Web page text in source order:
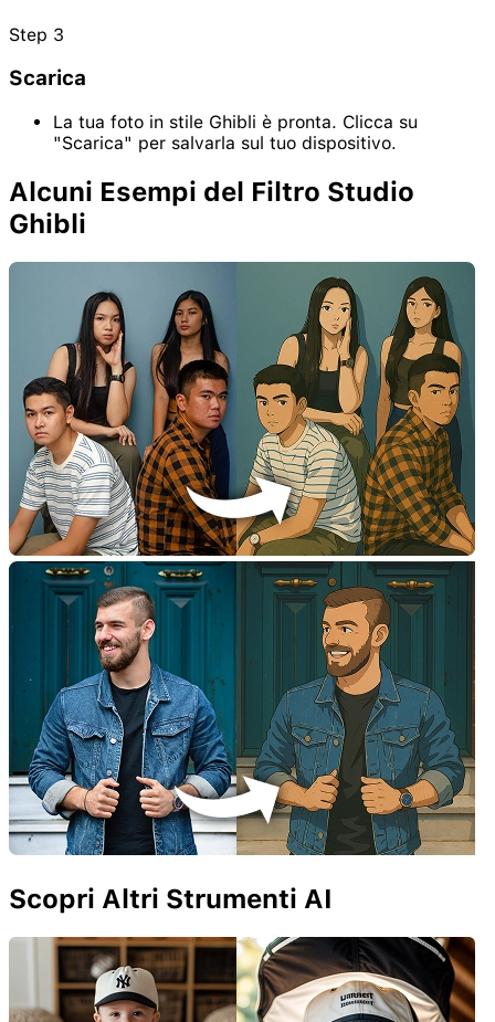
Step 3
Scarica
La tua foto in stile Ghibli è pronta. Clicca su
"Scarica" per salvarla sul tuo dispositivo.
Alcuni Esempi del Filtro Studio
Ghibli
Scopri Altri Strumenti AI